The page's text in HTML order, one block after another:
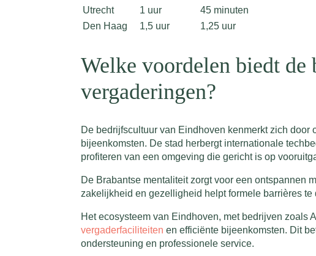
Utrecht
1 uur
45 minuten
Den Haag
1,5 uur 1,25 uur
Welke voordelen biedt
vergaderingen?
De bedrijfscultuur van Eindhoven kenmerkt zich
bijeenkomsten. De stad herbergt internationale
profiteren van een omgeving die gericht is op
De Brabantse mentaliteit zorgt voor een ontspannen
zakelijkheid en gezelligheid helpt formele barrières
Het ecosysteem van Eindhoven, met bedrijven
vergaderfaciliteiten en efficiënte bijeenkomsten. Dit
ondersteuning en professionele service.